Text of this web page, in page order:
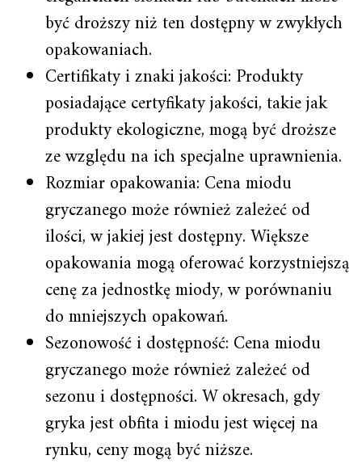
być droższy niż ten dostępny w zwykłych
opakowaniach.
Certifikaty i znaki jakości: Produkty
posiadające certyfikaty jakości, takie jak
produkty ekologiczne, mogą być droższe
ze względu na ich specjalne uprawnienia.
Rozmiar opakowania: Cena miodu
gryczanego może również zależeć od
ilości, w jakiej jest dostępny. Większe
opakowania mogą oferować korzystniejszą
cenę za jednostkę miody, w porównaniu
do mniejszych opakowań.
Sezonowość i dostępność: Cena miodu
gryczanego może również zależeć od
sezonu i dostępności. W okresach, gdy
gryka jest obfita i miodu jest więcej na
rynku, ceny mogą być niższe.